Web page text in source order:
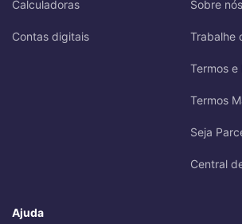
Calculadoras
Contas digitais
Sobre nós
Trabalhe
Termos
Termos
Seja
Central
Ajuda